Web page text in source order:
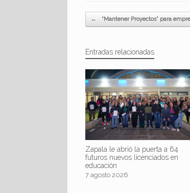
Navegador de artículos
← “Mantener Proyectos” para
Entradas relacionadas
Zapala le abrió la puerta a 64
futuros nuevos licenciados en
educación
7 agosto 2026